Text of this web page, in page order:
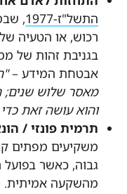
התשל"ז-1977
,
רכוש, או הטעיה
בגניבת זהות של
אבטחת המידע –
מאסר שלוש שנים;
והוא עושה זאת
תרמית פונזי /
משקיעים מפתים
גבוה, כאשר
מהשקעה אמיתית.